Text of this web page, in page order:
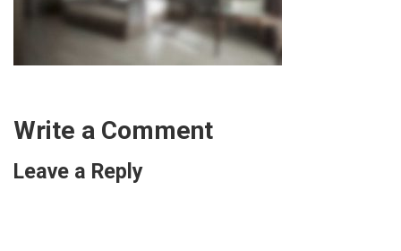
Write a Comment
Leave a Reply